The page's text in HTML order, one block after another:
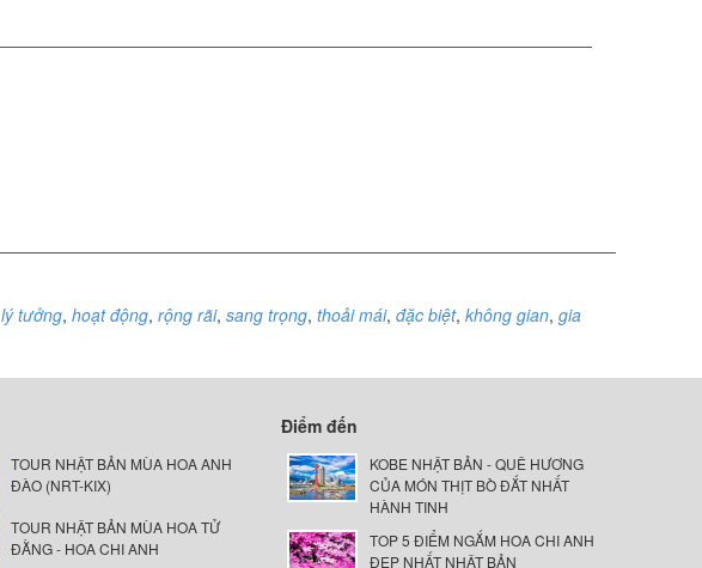
lý tưởng, hoạt động, rộng rãi, sang trọng, thoải mái, đặc biệt, không gian, gia
TOUR NHẬT BẢN MÙA HOA ANH
ĐÀO (NRT-KIX)
TOUR NHẬT BẢN MÙA HOA TỬ
ĐẰNG - HOA CHI ANH
Điểm đến
KOBE NHẬT BẢN - QUÊ HƯƠNG
CỦA MÓN THỊT BÒ ĐẮT NHẤT
HÀNH TINH
TOP 5 ĐIỂM NGẮM HOA CHI ANH
ĐẸP NHẤT NHẬT BẢN